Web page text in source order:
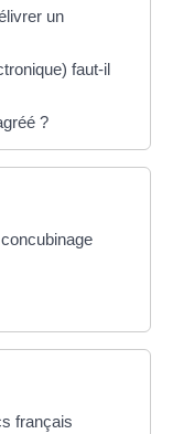
un
faut-il
?
français